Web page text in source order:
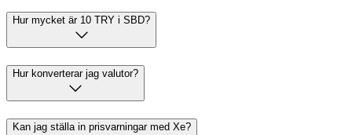
Hur mycket är 10 TRY i SBD?
Hur konverterar jag valutor?
Kan jag ställa in prisvarningar med Xe?